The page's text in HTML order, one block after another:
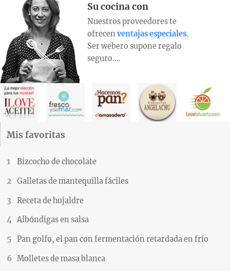
Su cocina con
Nuestros proveedores te
ofrecen ventajas especiales.
Ser webero supone regalo
seguro….
Mis favoritas
Bizcocho de chocolate
Galletas de mantequilla fáciles
Receta de hojaldre
Albóndigas en salsa
Pan golfo, el pan con fermentación retardada en frío
Molletes de masa blanca